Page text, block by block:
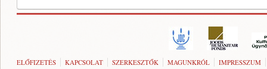
ELŐFIZETÉS KAPCSOLAT SZERKESZTŐK MAGUNKRÓL IMPRESSZUM